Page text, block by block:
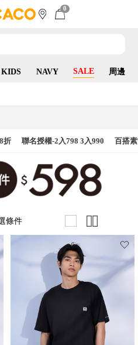
0
KIDS NAVY SALE 周邊
折 聯名授權-2入798 3入990 百搭
條件